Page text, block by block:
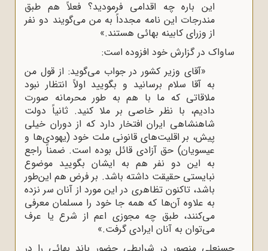
این باره چه اقدامی فرمودید؟ فعلاً هم طبق
مندرجات این نامه مجدداً به من می‌گویند دو نفر
از وزرای کابینه بهائی هستند.»
ساواک در گزارش خود افزوده است:
«آقای وزیر کشور در جواب می‌گوید: از قول من
به آقا سلام برسانید و بگویید اولاً انتظار نبود
ملاقاتی که ما با هم به طور محرمانه صورت
دادیم، با نظر خاصی بر ملا کنید. ثانیاً دولت
شاهنشاهی ایران افتخار دارد که از دوران خیلی
پیش، بر اقلیت‌های قانونی ملت خود (یهودی‌ها و
عیسویان) حق آزادی قائل بوده است. ضمناً راجع
به این دو نفر هم به ایشان بگویید موضوع
نبایستی حقیقت داشته باشد. بر فرض هم این‌طور
باشد، تاکنون تظاهری در این مورد از آنان سر نزده
به علاوه آن‌ها که همه جا خود را مسلمان معرفی
می‌کنند، طبق چه مجوزی اعم از شرع یا عرف
می‌توان به آنان ایرادی گرفت.»